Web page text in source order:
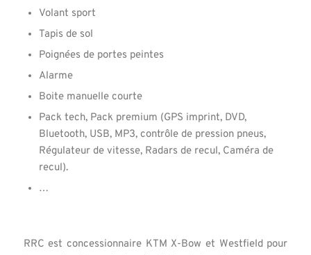
Volant sport
Tapis de sol
Poignées de portes peintes
Alarme
Boite manuelle courte
Pack tech, Pack premium (GPS imprint, DVD,
Bluetooth, USB, MP3, contrôle de pression pneus,
Régulateur de vitesse, Radars de recul, Caméra de
recul).
…
RRC est concessionnaire KTM X-Bow et Westfield pour